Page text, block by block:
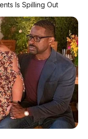
ganda
8155P,
keselamatan
Is Spilling Out